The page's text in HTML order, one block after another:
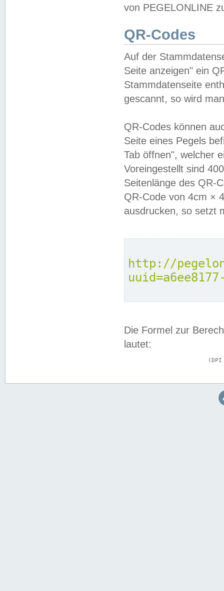
von PEGELONLINE
QR-Codes
Auf der
Seite anzeigen" ein
Stammdatenseite
gescannt, so wird
QR-Codes können
Seite eines Pegels
Tab öffnen", welcher
Voreingestellt sind
Seitenlänge des QR-
QR-Code von 4cm ×
ausdrucken, so setzt
http://
Die Formel zur
lautet: